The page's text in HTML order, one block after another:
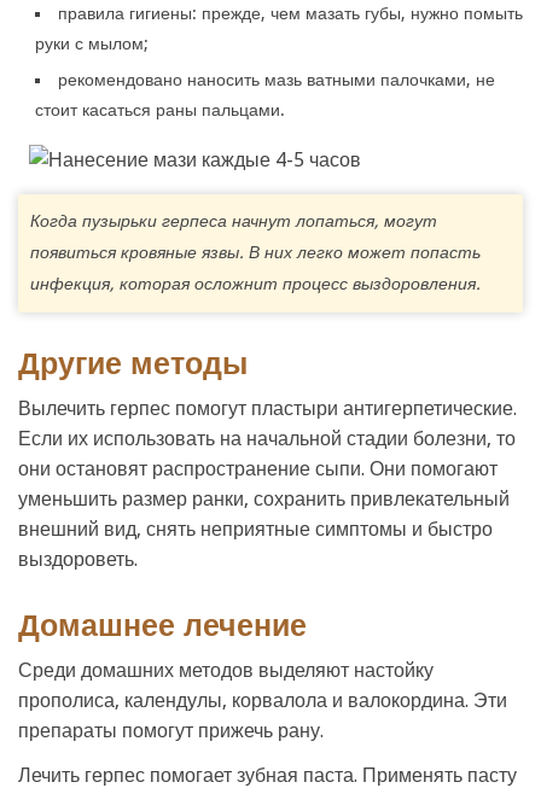
правила гигиены: прежде, чем мазать губы, нужно помыть
руки с мылом;
рекомендовано наносить мазь ватными палочками, не
стоит касаться раны пальцами.
Когда пузырьки герпеса начнут лопаться, могут
появиться кровяные язвы. В них легко может попасть
инфекция, которая осложнит процесс выздоровления.
Другие методы
Вылечить герпес помогут пластыри антигерпетические.
Если их использовать на начальной стадии болезни, то
они остановят распространение сыпи. Они помогают
уменьшить размер ранки, сохранить привлекательный
внешний вид, снять неприятные симптомы и быстро
выздороветь.
Домашнее лечение
Среди домашних методов выделяют настойку
прополиса, календулы, корвалола и валокордина. Эти
препараты помогут прижечь рану.
Лечить герпес помогает зубная паста. Применять пасту